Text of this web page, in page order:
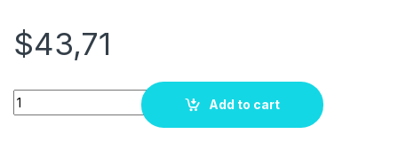
$43,71
Quantity
Add to cart